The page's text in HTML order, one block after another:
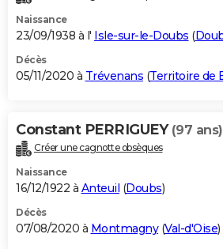
Naissance
23/09/1938 à l' Isle-sur-le-Doubs (
Décès
05/11/2020 à Trévenans (Territoire de
Constant PERRIGUEY (97 ans)
Créer une cagnotte obsèques
Naissance
16/12/1922 à Anteuil (Doubs)
Décès
07/08/2020 à Montmagny(Val-d'Oise)